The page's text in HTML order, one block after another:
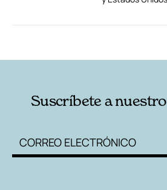
Suscríbete a